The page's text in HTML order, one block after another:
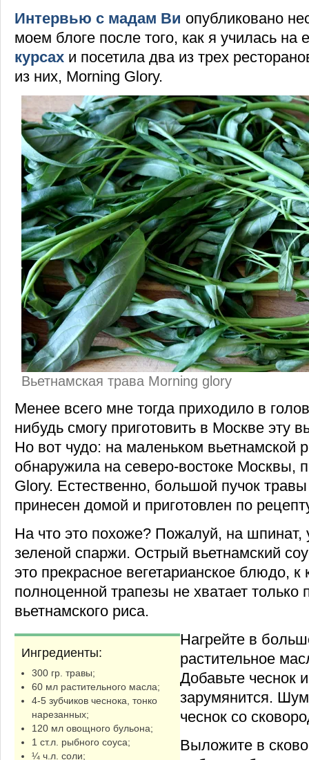
Интервью с мадам Ви опубликовано
моем блоге после того, как я училась на
курсах и посетила два из трех
из них, Morning Glory.
Вьетнамская трава Morning glory
Менее всего мне тогда приходило в
нибудь смогу приготовить в Москве эту
Но вот чудо: на маленьком вьетнамской
обнаружила на северо-востоке Москвы,
Glory. Естественно, большой пучок
принесен домой и приготовлен по
На что это похоже? Пожалуй, на шпинат,
зеленой спаржи. Острый вьетнамский
это прекрасное вегетарианское блюдо,
полноценной трапезы не хватает только
вьетнамского риса.
Ингредиенты:
300 гр. травы;
60 мл растительного масла;
4-5 зубчиков чеснока, тонко
нарезанных;
120 мл овощного бульона;
1 ст.л. рыбного соуса;
¼ ч.л. соли;
Нагрейте в
растительное
Добавьте чеснок
зарумянится.
чеснок со
Выложите в